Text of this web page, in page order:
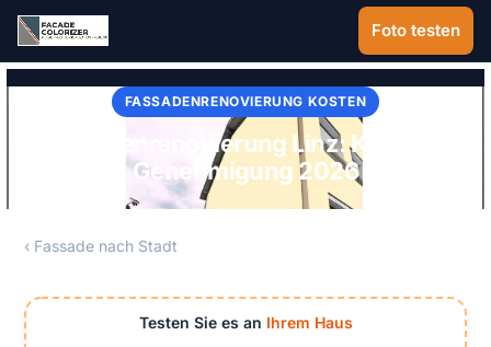
Zum Hauptinhalt springen
Foto testen
FASSADENRENOVIERUNG KOSTEN
Fassadenrenovierung Linz: Kosten &
Genehmigung 2026
‹ Fassade nach Stadt
Testen Sie es an Ihrem Haus